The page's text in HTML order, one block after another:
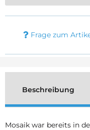
Frage zum
Beschreibung
Mosaik war bereits in